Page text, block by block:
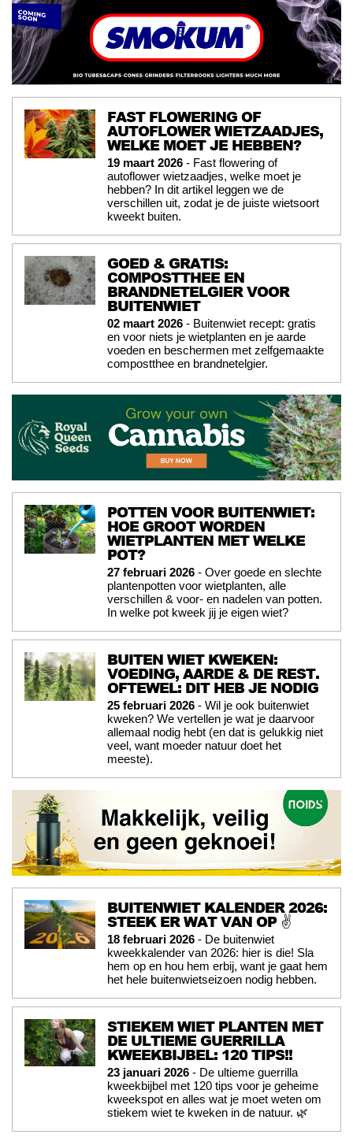
FAST FLOWERING OF
AUTOFLOWER WIETZAADJES,
WELKE MOET JE HEBBEN?
19 maart 2026 - Fast flowering of
autoflower wietzaadjes, welke moet je
hebben? In dit artikel leggen we de
verschillen uit, zodat je de juiste wietsoort
kweekt buiten.
GOED & GRATIS:
COMPOSTTHEE EN
BRANDNETELGIER VOOR
BUITENWIET
02 maart 2026 - Buitenwiet recept: gratis
en voor niets je wietplanten en je aarde
voeden en beschermen met zelfgemaakte
compostthee en brandnetelgier.
POTTEN VOOR BUITENWIET:
HOE GROOT WORDEN
WIETPLANTEN MET WELKE
POT?
27 februari 2026 - Over goede en slechte
plantenpotten voor wietplanten, alle
verschillen & voor- en nadelen van potten.
In welke pot kweek jij je eigen wiet?
BUITEN WIET KWEKEN:
VOEDING, AARDE & DE REST.
OFTEWEL: DIT HEB JE NODIG
25 februari 2026 - Wil je ook buitenwiet
kweken? We vertellen je wat je daarvoor
allemaal nodig hebt (en dat is gelukkig niet
veel, want moeder natuur doet het
meeste).
BUITENWIET KALENDER 2026:
STEEK ER WAT VAN OP ✌️
18 februari 2026 - De buitenwiet
kweekkalender van 2026: hier is die! Sla
hem op en hou hem erbij, want je gaat hem
het hele buitenwietseizoen nodig hebben.
STIEKEM WIET PLANTEN MET
DE ULTIEME GUERRILLA
KWEEKBIJBEL: 120 TIPS!!
23 januari 2026 - De ultieme guerrilla
kweekbijbel met 120 tips voor je geheime
kweekspot en alles wat je moet weten om
stiekem wiet te kweken in de natuur. 🌿